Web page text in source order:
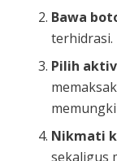
Bawa
terhidrasi.
Pilih
Nikmati
sekaligus